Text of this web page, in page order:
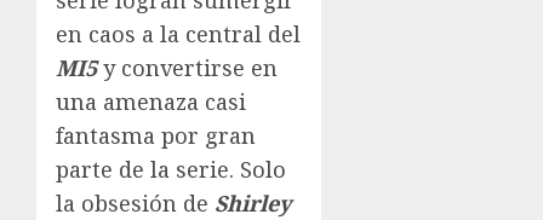
en caos a la central del
MI5y convertirse en
una amenaza casi
fantasma por gran
parte de la serie. Solo
la obsesión de Shirley